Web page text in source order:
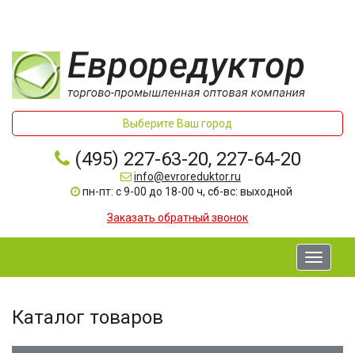
Выберите Ваш город
(495) 227-63-20, 227-64-20
info@evroreduktor.ru
пн-пт: с 9-00 до 18-00 ч, сб-вс: выходной
Заказать обратный звонок
Toggle
Каталог товаров